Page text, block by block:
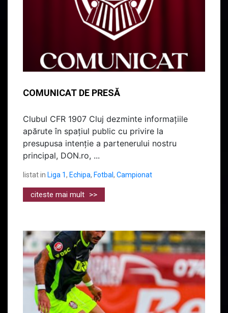
COMUNICAT DE PRESĂ
Clubul CFR 1907 Cluj dezminte informațiile
apărute în spațiul public cu privire la
presupusa intenție a partenerului nostru
principal, DON.ro, ...
listat in Liga 1, Echipa, Fotbal, Campionat
citeste mai mult >>